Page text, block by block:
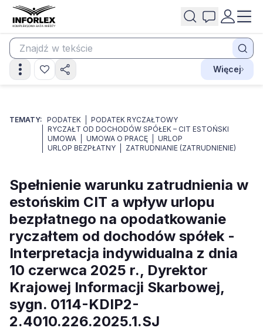
Więcej
TEMATY: PODATEK
PODATEK RYCZAŁTOWY
RYCZAŁT OD DOCHODÓW SPÓŁEK – CIT ESTOŃSKI
UMOWA
UMOWA O PRACĘ
URLOP
URLOP BEZPŁATNY
ZATRUDNIANIE (ZATRUDNIENIE)
Spełnienie warunku zatrudnienia w
estońskim CIT a wpływ urlopu
bezpłatnego na opodatkowanie
ryczałtem od dochodów spółek -
Interpretacja indywidualna z dnia
10 czerwca 2025 r., Dyrektor
Krajowej Informacji Skarbowej,
sygn. 0114-KDIP2-
2.4010.226.2025.1.SJ